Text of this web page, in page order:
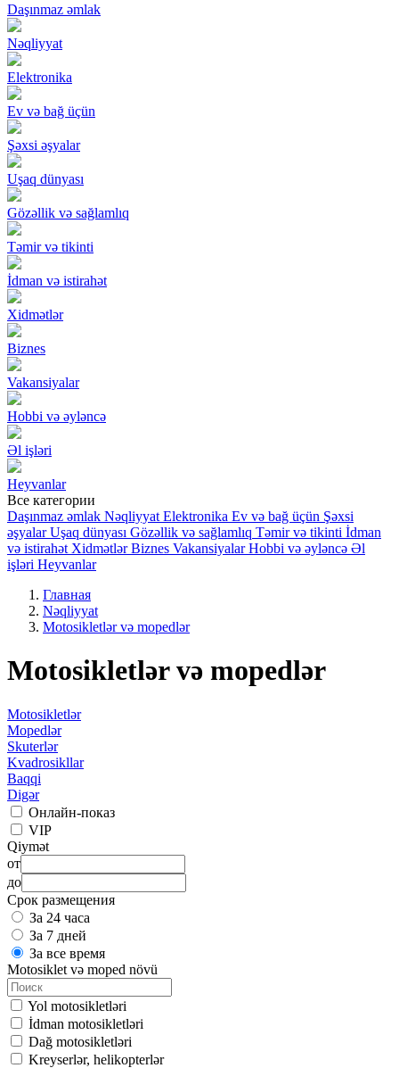
Daşınmaz əmlak
Nəqliyyat
Elektronika
Ev və bağ üçün
Şəxsi əşyalar
Uşaq dünyası
Gözəllik və sağlamlıq
Təmir və tikinti
İdman və istirahət
Xidmətlər
Biznes
Vakansiyalar
Hobbi və əyləncə
Əl işləri
Heyvanlar
Все категории
Daşınmaz əmlak Nəqliyyat Elektronika Ev və bağ üçün Şəxsi
əşyalar Uşaq dünyası Gözəllik və sağlamlıq Təmir və tikinti İdman
və istirahət Xidmətlər Biznes Vakansiyalar Hobbi və əyləncə Əl
işləri Heyvanlar
Главная
Nəqliyyat
Motosikletlər və mopedlər
Motosikletlər və mopedlər
Motosikletlər
Mopedlər
Skuterlər
Kvadrosikllar
Baqqi
Digər
Онлайн-показ
VIP
Qiymət
от
до
Срок размещения
За 24 часа
За 7 дней
За все время
Motosiklet və moped növü
Yol motosikletləri
İdman motosikletləri
Dağ motosikletləri
Kreyserlər, helikopterlər